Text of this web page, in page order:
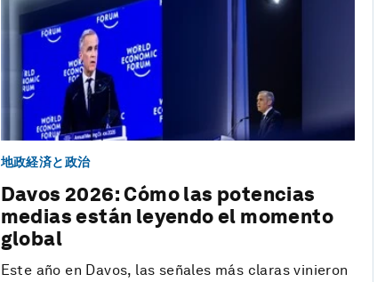
地政経済と政治
Davos 2026: Cómo las potencias
medias están leyendo el momento
global
Este año en Davos, las señales más claras vinieron